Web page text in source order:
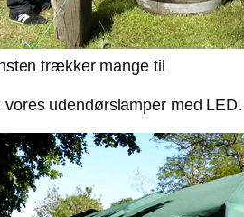
trækker mange til
vores udendørslamper med